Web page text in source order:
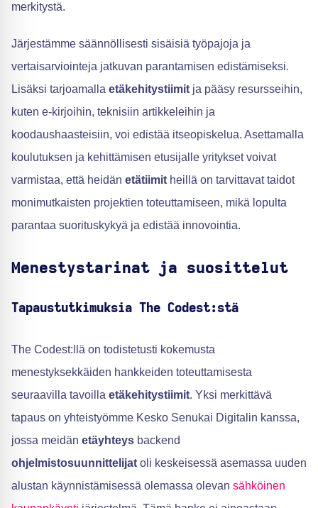
merkitystä.
Järjestämme säännöllisesti sisäisiä työpajoja ja
vertaisarviointeja jatkuvan parantamisen edistämiseksi.
Lisäksi tarjoamalla etäkehitystiimit ja pääsy resursseihin,
kuten e-kirjoihin, teknisiin artikkeleihin ja
koodaushaasteisiin, voi edistää itseopiskelua. Asettamalla
koulutuksen ja kehittämisen etusijalle yritykset voivat
varmistaa, että heidän etätiimit heillä on tarvittavat taidot
monimutkaisten projektien toteuttamiseen, mikä lopulta
parantaa suorituskykyä ja edistää innovointia.
Menestystarinat ja suosittelut
Tapaustutkimuksia The Codest:stä
The Codest:llä on todistetusti kokemusta
menestyksekkäiden hankkeiden toteuttamisesta
seuraavilla tavoilla etäkehitystiimit. Yksi merkittävä
tapaus on yhteistyömme Kesko Senukai Digitalin kanssa,
jossa meidän etäyhteys backend
ohjelmistosuunnittelijat oli keskeisessä asemassa uuden
alustan käynnistämisessä olemassa olevan sähköinen